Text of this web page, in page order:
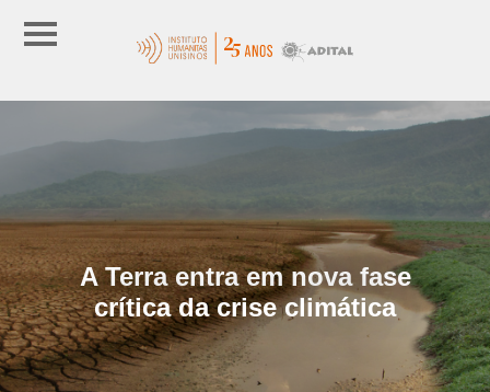
A Terra entra em nova fase
crítica da crise climática